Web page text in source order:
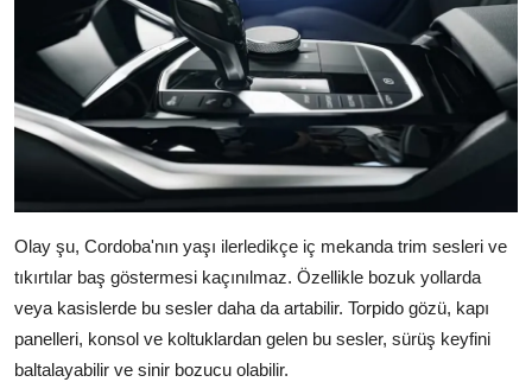
Olay şu, Cordoba'nın yaşı ilerledikçe iç mekanda trim sesleri ve
tıkırtılar baş göstermesi kaçınılmaz. Özellikle bozuk yollarda
veya kasislerde bu sesler daha da artabilir. Torpido gözü, kapı
panelleri, konsol ve koltuklardan gelen bu sesler, sürüş keyfini
baltalayabilir ve sinir bozucu olabilir.